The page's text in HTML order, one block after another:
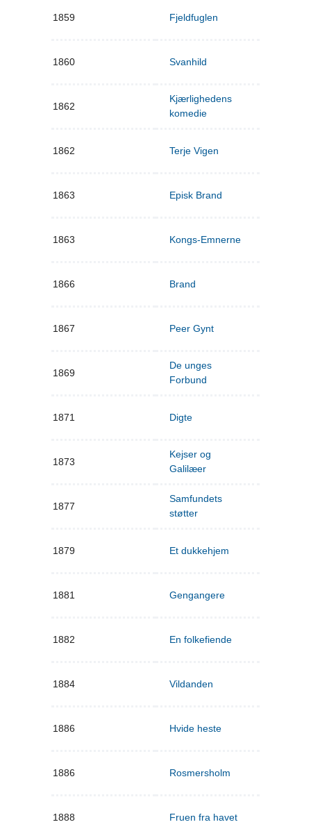
1859 Fjeldfuglen
1860 Svanhild
1862
Kjærlighedens
komedie
1862 Terje Vigen
1863 Episk Brand
1863 Kongs-Emnerne
1866 Brand
1867 Peer Gynt
1869
De unges
Forbund
1871 Digte
1873
Kejser og
Galilæer
1877
Samfundets
støtter
1879 Et dukkehjem
1881 Gengangere
1882 En folkefiende
1884 Vildanden
1886 Hvide heste
1886 Rosmersholm
1888 Fruen fra havet